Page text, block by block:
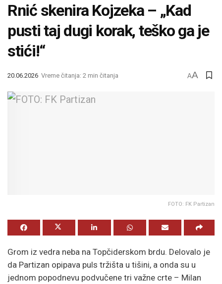
Rnić skenira Kojzeka – „Kad
pusti taj dugi korak, teško ga je
stići!“
20.06.2026 Vreme čitanja: 2 min čitanja AA
FOTO: FK Partizan
Grom iz vedra neba na Topčiderskom brdu. Delovalo je
da Partizan opipava puls tržišta u tišini, a onda su u
jednom popodnevu podvučene tri važne crte – Milan